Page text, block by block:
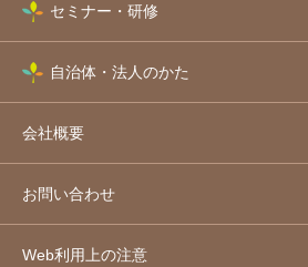
セミナー・研修
自治体・法人のかた
会社概要
お問い合わせ
Web利用上の注意